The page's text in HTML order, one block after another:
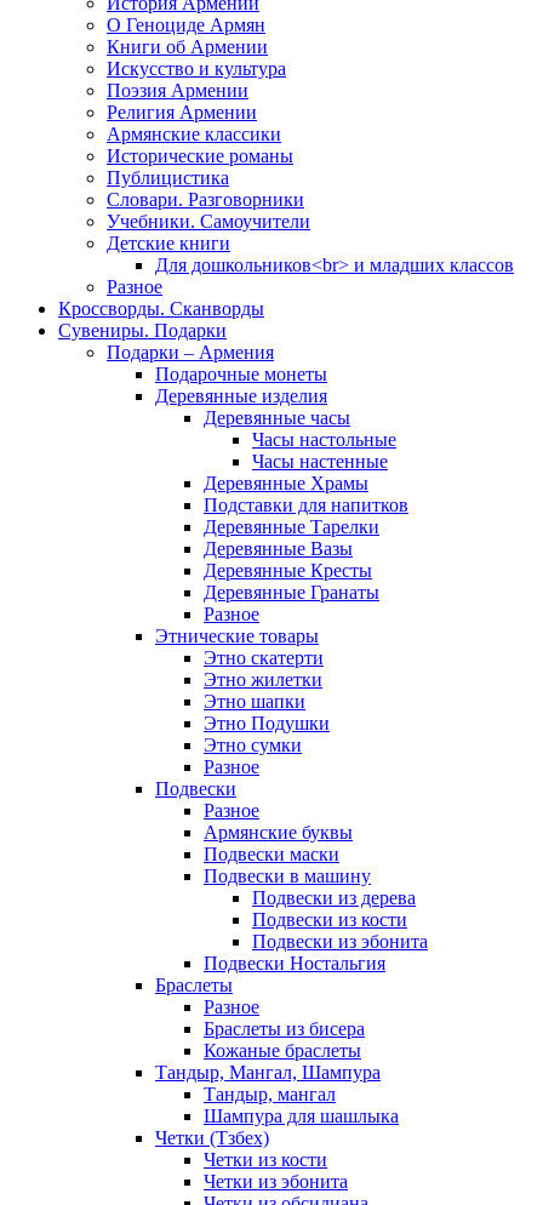
О Геноциде Армян
Книги об Армении
Иcкусство и культура
Поэзия Армении
Религия Армении
Армянские классики
Исторические романы
Публицистика
Словари. Разговорники
Учебники. Самоучители
Детские книги
Для дошкольников<br> и младших классов
Разное
Кроссворды. Сканворды
Сувениры. Подарки
Подарки – Армения
Подарочные монеты
Деревянные изделия
Деревянные часы
Часы настольные
Часы настенные
Деревянные Храмы
Подставки для напитков
Деревянные Тарелки
Деревянные Вазы
Деревянные Кресты
Деревянные Гранаты
Разное
Этнические товары
Этно скатерти
Этно жилетки
Этно шапки
Этно Подушки
Этно сумки
Разное
Подвески
Разное
Армянские буквы
Подвески маски
Подвески в машину
Подвески из дерева
Подвески из кости
Подвески из эбонита
Подвески Ностальгия
Браслеты
Разное
Браслеты из бисера
Кожаные браслеты
Тандыр, Мангал, Шампура
Тандыр, мангал
Шампура для шашлыка
Четки (Тзбех)
Четки из кости
Четки из эбонита